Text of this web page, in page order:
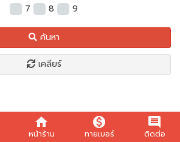
home
หน้าร้าน
monetization_on
ทายเบอร์
comment
ติดต่อ
7
8 9
ค้นหา
เคลียร์